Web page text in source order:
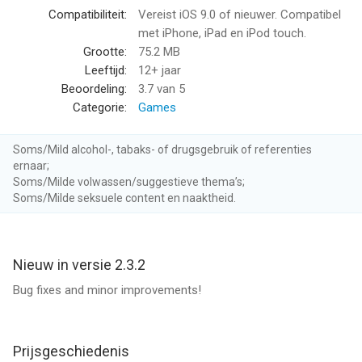
Questions? Concerns? Email us at
support@shoutrageous.com.
Follow Shoutrageous for exclusive contests and content:
Facebook: https://www.facebook.com/shoutrageousapp
Instagram: https://instagram.com/shoutrageousapp
Please note that our Privacy Policy has been updated. For
additional information please visit the links below.
Terms of Use: policies.warnerbros.com/terms/en-usDo
Not Sell My Personal Information: privacycenter.wb.com/do-
--
Compatibiliteit:
Vereist iOS 9.0 of nieuwer. Compatibel
met iPhone, iPad en iPod touch.
Grootte:
75.2 MB
Leeftijd:
12+ jaar
Beoordeling:
3.7 van 5
Categorie:
Games
Soms/Mild alcohol-, tabaks- of drugsgebruik of referenties
ernaar;
Soms/Milde volwassen/suggestieve thema’s;
Soms/Milde seksuele content en naaktheid.
Nieuw in versie 2.3.2
Bug fixes and minor improvements!
Prijsgeschiedenis